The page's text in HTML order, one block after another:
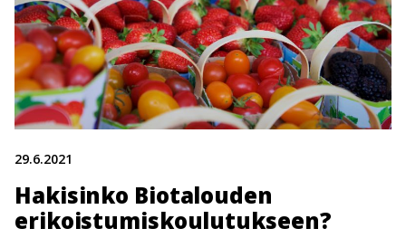
29.6.2021
Hakisinko Biotalouden
erikoistumiskoulutukseen?